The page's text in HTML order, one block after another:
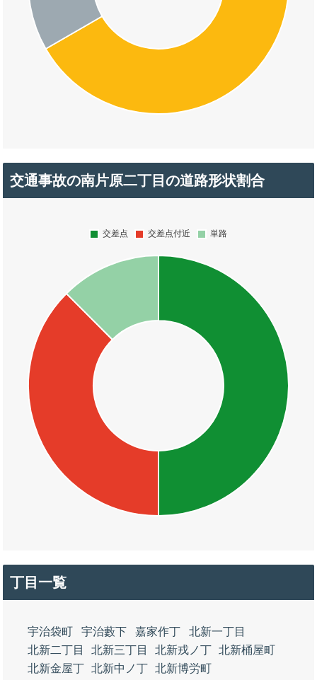
交通事故の南片原二丁目の道路形状割合
丁目一覧
宇治袋町 宇治藪下 嘉家作丁
北新一丁目
北新二丁目
北新三丁目 北新戎ノ丁 北新桶屋町
北新金屋丁 北新中ノ丁 北新博労町